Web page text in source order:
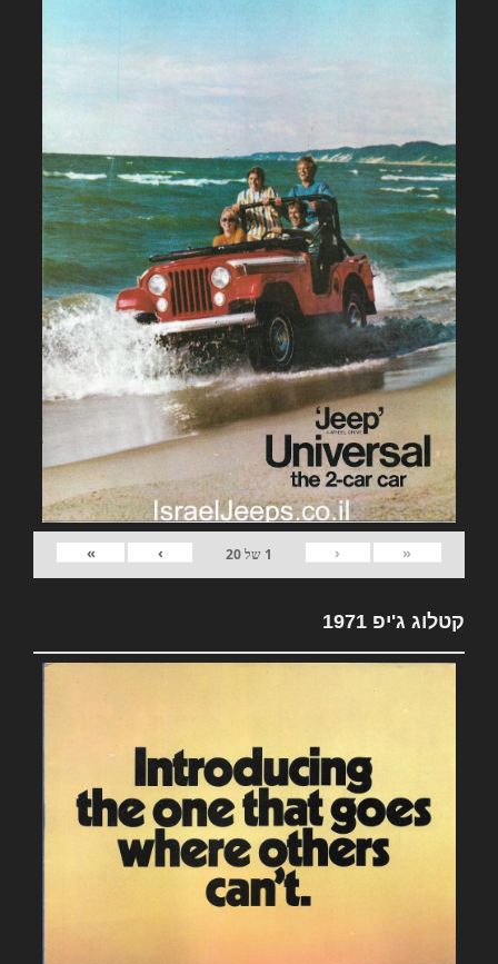
«
‹
1 של20
›
»
קטלוג ג'יפ 1971